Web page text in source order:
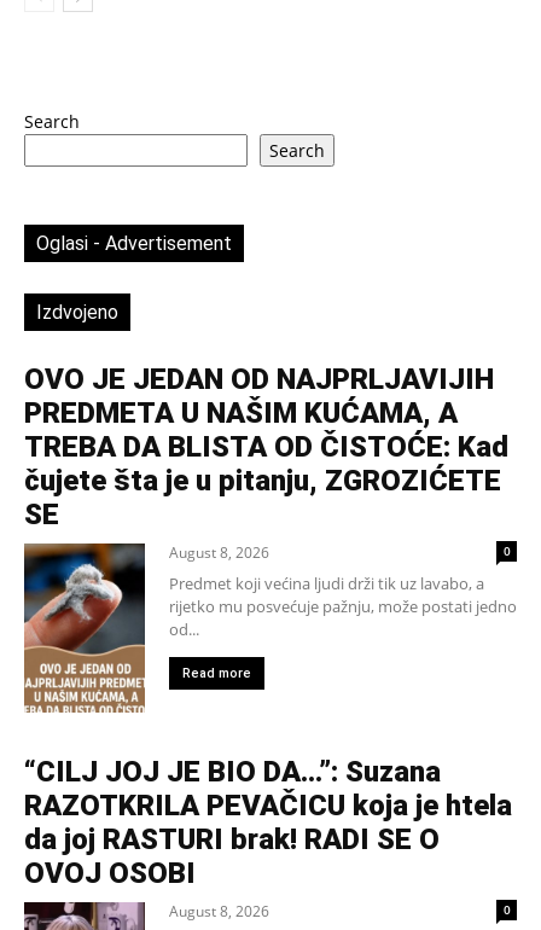
Search
Search
Oglasi - Advertisement
Izdvojeno
OVO JE JEDAN OD NAJPRLJAVIJIH
PREDMETA U NAŠIM KUĆAMA, A
TREBA DA BLISTA OD ČISTOĆE: Kad
čujete šta je u pitanju, ZGROZIĆETE
SE
August 8, 2026 0
Predmet koji većina ljudi drži tik uz lavabo, a
rijetko mu posvećuje pažnju, može postati jedno
od...
Read more
“CILJ JOJ JE BIO DA…”: Suzana
RAZOTKRILA PEVAČICU koja je htela
da joj RASTURI brak! RADI SE O
OVOJ OSOBI
August 8, 2026 0